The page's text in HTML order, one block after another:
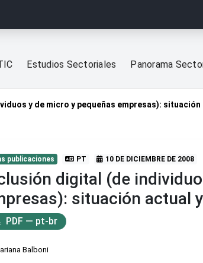
Estudios Sectoriales Panorama
y de micro y pequeñas empresas):
publicaciones PT 10 DE DICIEMBRE DE 2008
digital (de
situación actual
PDF — pt-br
Balboni